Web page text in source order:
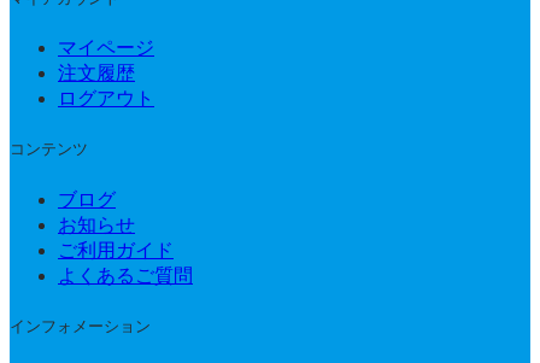
マイページ
注文履歴
ログアウト
コンテンツ
ブログ
お知らせ
ご利用ガイド
よくあるご質問
インフォメーション